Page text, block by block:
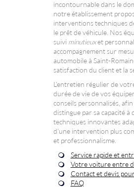
incontournable dans le
notre établissement
interventions techniques
le prêt de véhicule. Nos
suivi minutieuxet
accompagnement sur
automobile à Saint-
satisfaction du client et la
L'entretien régulier de
durée de vie de vos
conseils personnalisés,
distingue par sa capacité
techniques innovantes
d'une intervention plus
et professionnalisme.
Service rapide et
Votre voiture entre
Contact et devis
FAQ